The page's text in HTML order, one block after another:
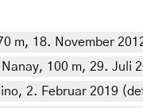
m, 18. November
100 m, 29. Juli
2. Februar 2019